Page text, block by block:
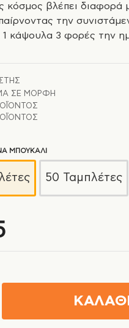
κόσμος βλέπει διαφορά
την
1 κάψουλα 3 φορές την
ΣΕ ΜΟΡΦΉ
ΜΠΟΥΚΑΛΙ
50 Ταμπλέτες
ΚΑΛΑΘΙ